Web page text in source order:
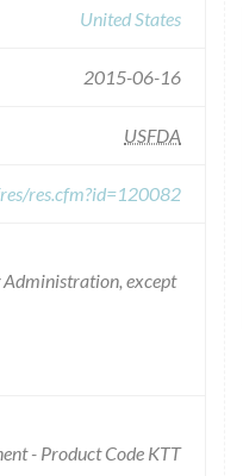
United States
2015-06-16
USFDA
res.cfm?id=120082
Administration, except
- Product Code KTT